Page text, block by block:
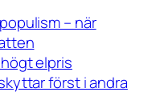
– när
elpris
först i andra